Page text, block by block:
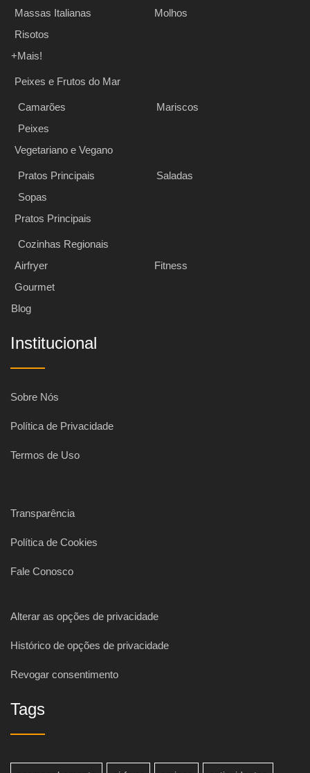
Massas Italianas
Molhos
Risotos
+Mais!
Peixes e Frutos do Mar
Camarões
Mariscos
Peixes
Vegetariano e Vegano
Pratos Principais
Saladas
Sopas
Pratos Principais
Cozinhas Regionais
Airfryer
Fitness
Gourmet
Blog
Institucional
Sobre Nós
Política de Privacidade
Termos de Uso
Transparência
Política de Cookies
Fale Conosco
Alterar as opções de privacidade
Histórico de opções de privacidade
Revogar consentimento
Tags